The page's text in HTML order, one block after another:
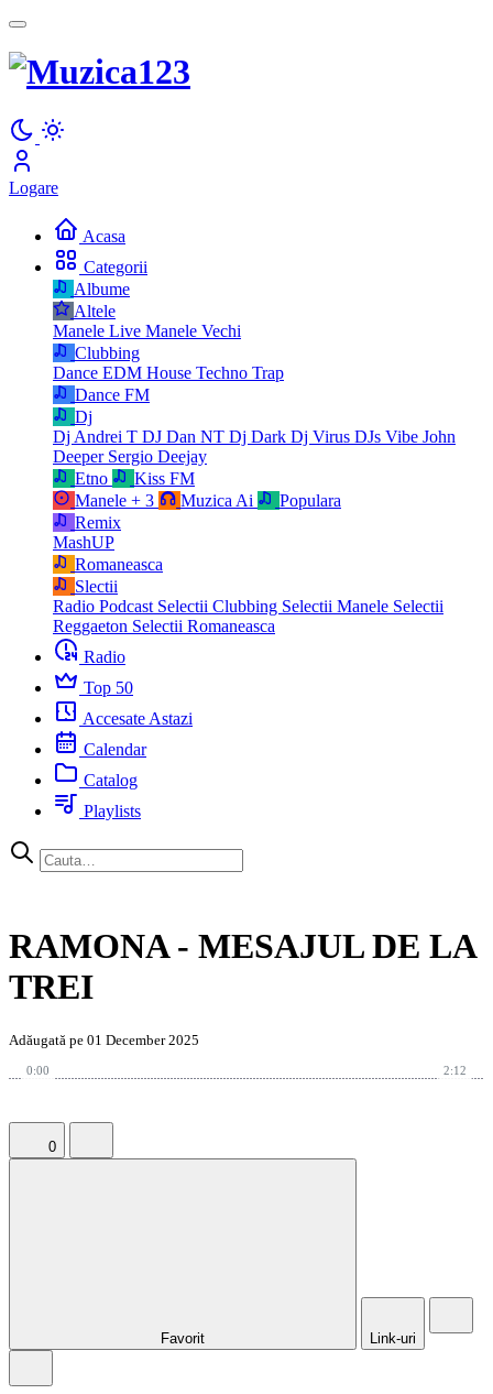
Logare
Acasa
Categorii
Albume
Altele
Manele Live Manele Vechi
Clubbing
Dance EDM House Techno Trap
Dance FM
Dj
Dj Andrei T DJ Dan NT Dj Dark Dj Virus DJs Vibe John
Deeper Sergio Deejay
Etno
Kiss FM
Manele + 3 Muzica Ai
Populara
Remix
MashUP
Romaneasca
Slectii
Radio Podcast Selectii Clubbing Selectii Manele Selectii
Reggaeton Selectii Romaneasca
Radio
Top 50
Accesate Astazi
Calendar
Catalog
Playlists
RAMONA - MESAJUL DE LA
TREI
Adăugată pe 01 December 2025
0:00 2:12
0
Favorit Link-uri